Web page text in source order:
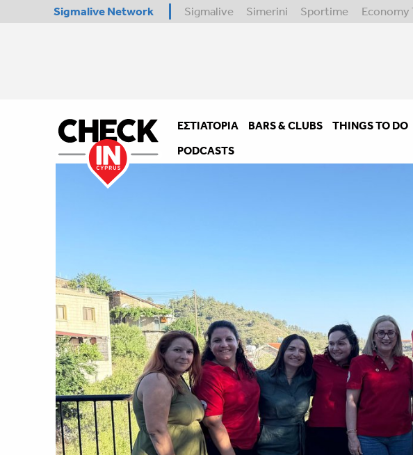
Sigmalive Network Sigmalive Simerini Sportime Economy
ΕΣΤΙΑΤΌΡΙΑ BARS & CLUBS THINGS TO DO
PODCASTS